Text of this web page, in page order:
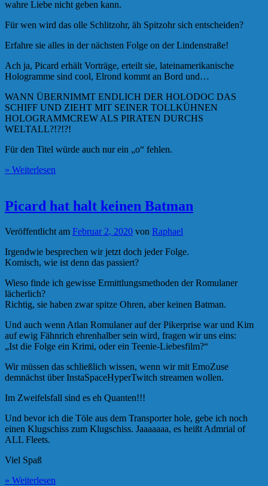
wahre Liebe nicht geben kann.
Für wen wird das olle Schlitzohr, äh Spitzohr sich entscheiden?
Erfahre sie alles in der nächsten Folge on der Lindenstraße!
Ach ja, Picard erhält Vorträge, erteilt sie, lateinamerikanische
Hologramme sind cool, Elrond kommt an Bord und…
WANN ÜBERNIMMT ENDLICH DER HOLODOC DAS
SCHIFF UND ZIEHT MIT SEINER TOLLKÜHNEN
HOLOGRAMMCREW ALS PIRATEN DURCHS
WELTALL?!?!?!
Für den Titel würde auch nur ein „o“ fehlen.
» Weiterlesen
Picard hat halt keinen Batman
Veröffentlicht am Februar 2, 2020 von Raphael
Irgendwie besprechen wir jetzt doch jeder Folge.
Komisch, wie ist denn das passiert?
Wieso finde ich gewisse Ermittlungsmethoden der Romulaner
lächerlich?
Richtig, sie haben zwar spitze Ohren, aber keinen Batman.
Und auch wenn Atlan Romulaner auf der Pikerprise war und Kim
auf ewig Fähnrich ehrenhalber sein wird, fragen wir uns eins:
„Ist die Folge ein Krimi, oder ein Teenie-Liebesfilm?“
Wir müssen das schließlich wissen, wenn wir mit EmoZuse
demnächst über InstaSpaceHyperTwitch streamen wollen.
Im Zweifelsfall sind es eh Quanten!!!
Und bevor ich die Töle aus dem Transporter hole, gebe ich noch
einen Klugschiss zum Klugschiss. Jaaaaaaa, es heißt Admrial of
ALL Fleets.
Viel Spaß
» Weiterlesen